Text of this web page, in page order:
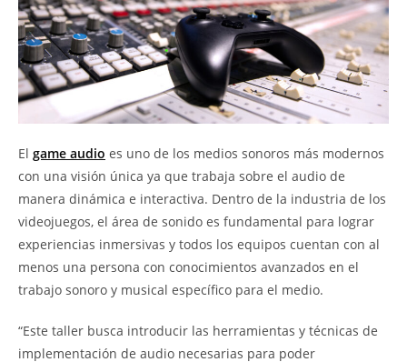
El game audio es uno de los medios sonoros más modernos
con una visión única ya que trabaja sobre el audio de
manera dinámica e interactiva. Dentro de la industria de los
videojuegos, el área de sonido es fundamental para lograr
experiencias inmersivas y todos los equipos cuentan con al
menos una persona con conocimientos avanzados en el
trabajo sonoro y musical específico para el medio.
“Este taller busca introducir las herramientas y técnicas de
implementación de audio necesarias para poder